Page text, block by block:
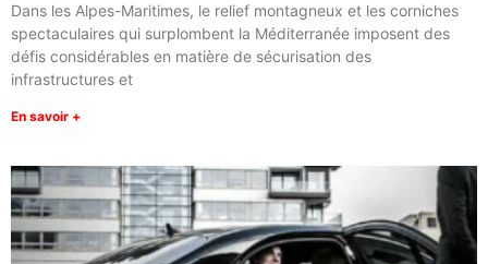
Dans les Alpes-Maritimes, le relief montagneux et les corniches
spectaculaires qui surplombent la Méditerranée imposent des
défis considérables en matière de sécurisation des
infrastructures et
En savoir +